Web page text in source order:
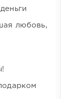
любовь,